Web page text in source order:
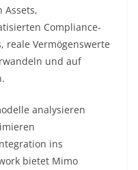
Assets,
Compliance-
reale Vermögenswerte
und auf
analysieren
ins
bietet Mimo